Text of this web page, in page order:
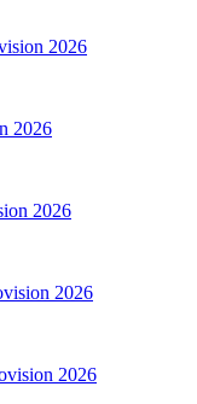
2026
2026
2026
2026
2026